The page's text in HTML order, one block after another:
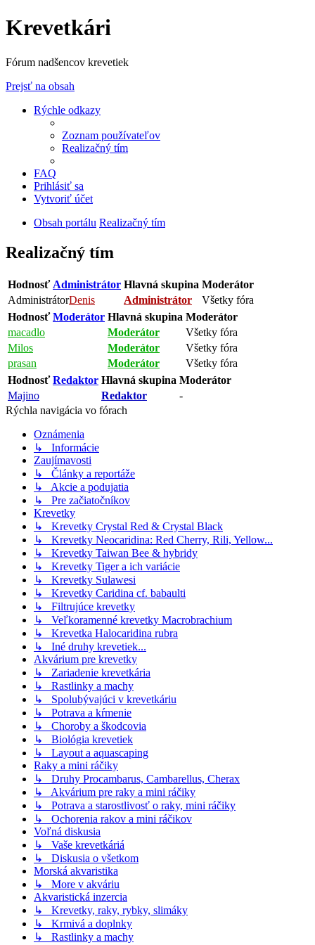
Krevetkári
Fórum nadšencov krevetiek
Prejsť na obsah
Rýchle odkazy
Zoznam používateľov
Realizačný tím
FAQ
Prihlásiť sa
Vytvoriť účet
Obsah portálu Realizačný tím
Realizačný tím
Hodnosť Administrátor Hlavná skupina Moderátor
AdministrátorDenis Administrátor
Všetky fóra
HodnosťModerátor Hlavná skupina Moderátor
macadlo
Moderátor
Všetky fóra
Milos
Moderátor
Všetky fóra
prasan
Moderátor
Všetky fóra
HodnosťRedaktor Hlavná skupina Moderátor
Majino
Redaktor
-
Rýchla navigácia vo fórach
Oznámenia
↳ Informácie
Zaujímavosti
↳ Články a reportáže
↳ Akcie a podujatia
↳ Pre začiatočníkov
Krevetky
↳ Krevetky Crystal Red & Crystal Black
↳ Krevetky Neocaridina: Red Cherry, Rili, Yellow...
↳ Krevetky Taiwan Bee & hybridy
↳ Krevetky Tiger a ich variácie
↳ Krevetky Sulawesi
↳ Krevetky Caridina cf. babaulti
↳ Filtrujúce krevetky
↳ Veľkoramenné krevetky Macrobrachium
↳ Krevetka Halocaridina rubra
↳ Iné druhy krevetiek...
Akvárium pre krevetky
↳ Zariadenie krevetkária
↳ Rastlinky a machy
↳ Spolubývajúci v krevetkáriu
↳ Potrava a kŕmenie
↳ Choroby a škodcovia
↳ Biológia krevetiek
↳ Layout a aquascaping
Raky a mini ráčiky
↳ Druhy Procambarus, Cambarellus, Cherax
↳ Akvárium pre raky a mini ráčiky
↳ Potrava a starostlivosť o raky, mini ráčiky
↳ Ochorenia rakov a mini ráčikov
Voľná diskusia
↳ Vaše krevetkáriá
↳ Diskusia o všetkom
Morská akvaristika
↳ More v akváriu
Akvaristická inzercia
↳ Krevetky, raky, rybky, slimáky
↳ Krmivá a doplnky
↳ Rastlinky a machy